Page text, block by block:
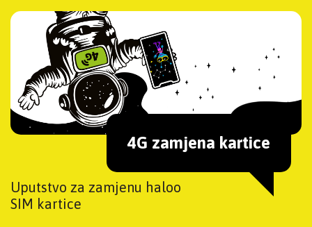
4G zamjena kartice
Uputstvo za zamjenu haloo
SIM kartice